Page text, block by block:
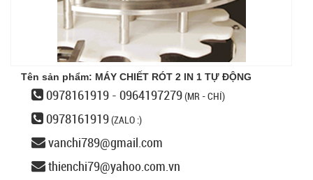
Tên sản phẩm: MÁY CHIẾT RÓT 2 IN 1 TỰ ĐỘNG
0978161919 - 0964197279(MR - CHÍ)
0978161919(ZALO :)
vanchi789@gmail.com
thienchi79@yahoo.com.vn